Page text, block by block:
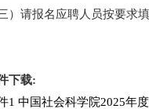
请报名应聘人员按要求填
下载:
1 中国社会科学院2025年